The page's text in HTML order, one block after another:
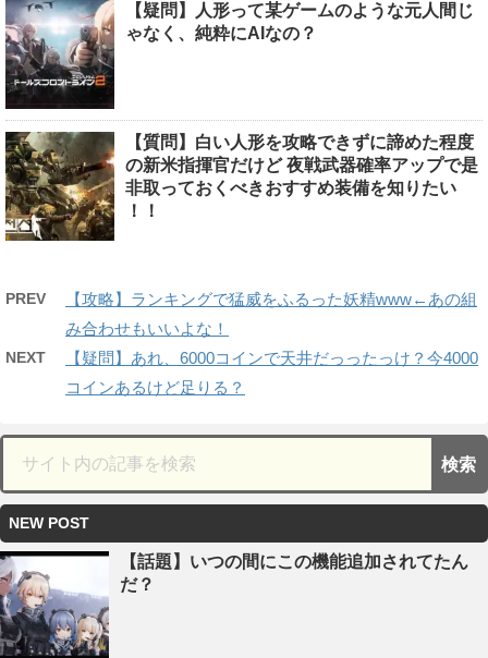
【疑問】人形って某ゲームのような元人間じ
ゃなく、純粋にAIなの？
【質問】白い人形を攻略できずに諦めた程度
の新米指揮官だけど 夜戦武器確率アップで是
非取っておくべきおすすめ装備を知りたい
！！
PREV
【攻略】ランキングで猛威をふるった妖精www←あの組
み合わせもいいよな！
NEXT
【疑問】あれ、6000コインで天井だっったっけ？今4000
コインあるけど足りる？
NEW POST
【話題】いつの間にこの機能追加されてたん
だ？